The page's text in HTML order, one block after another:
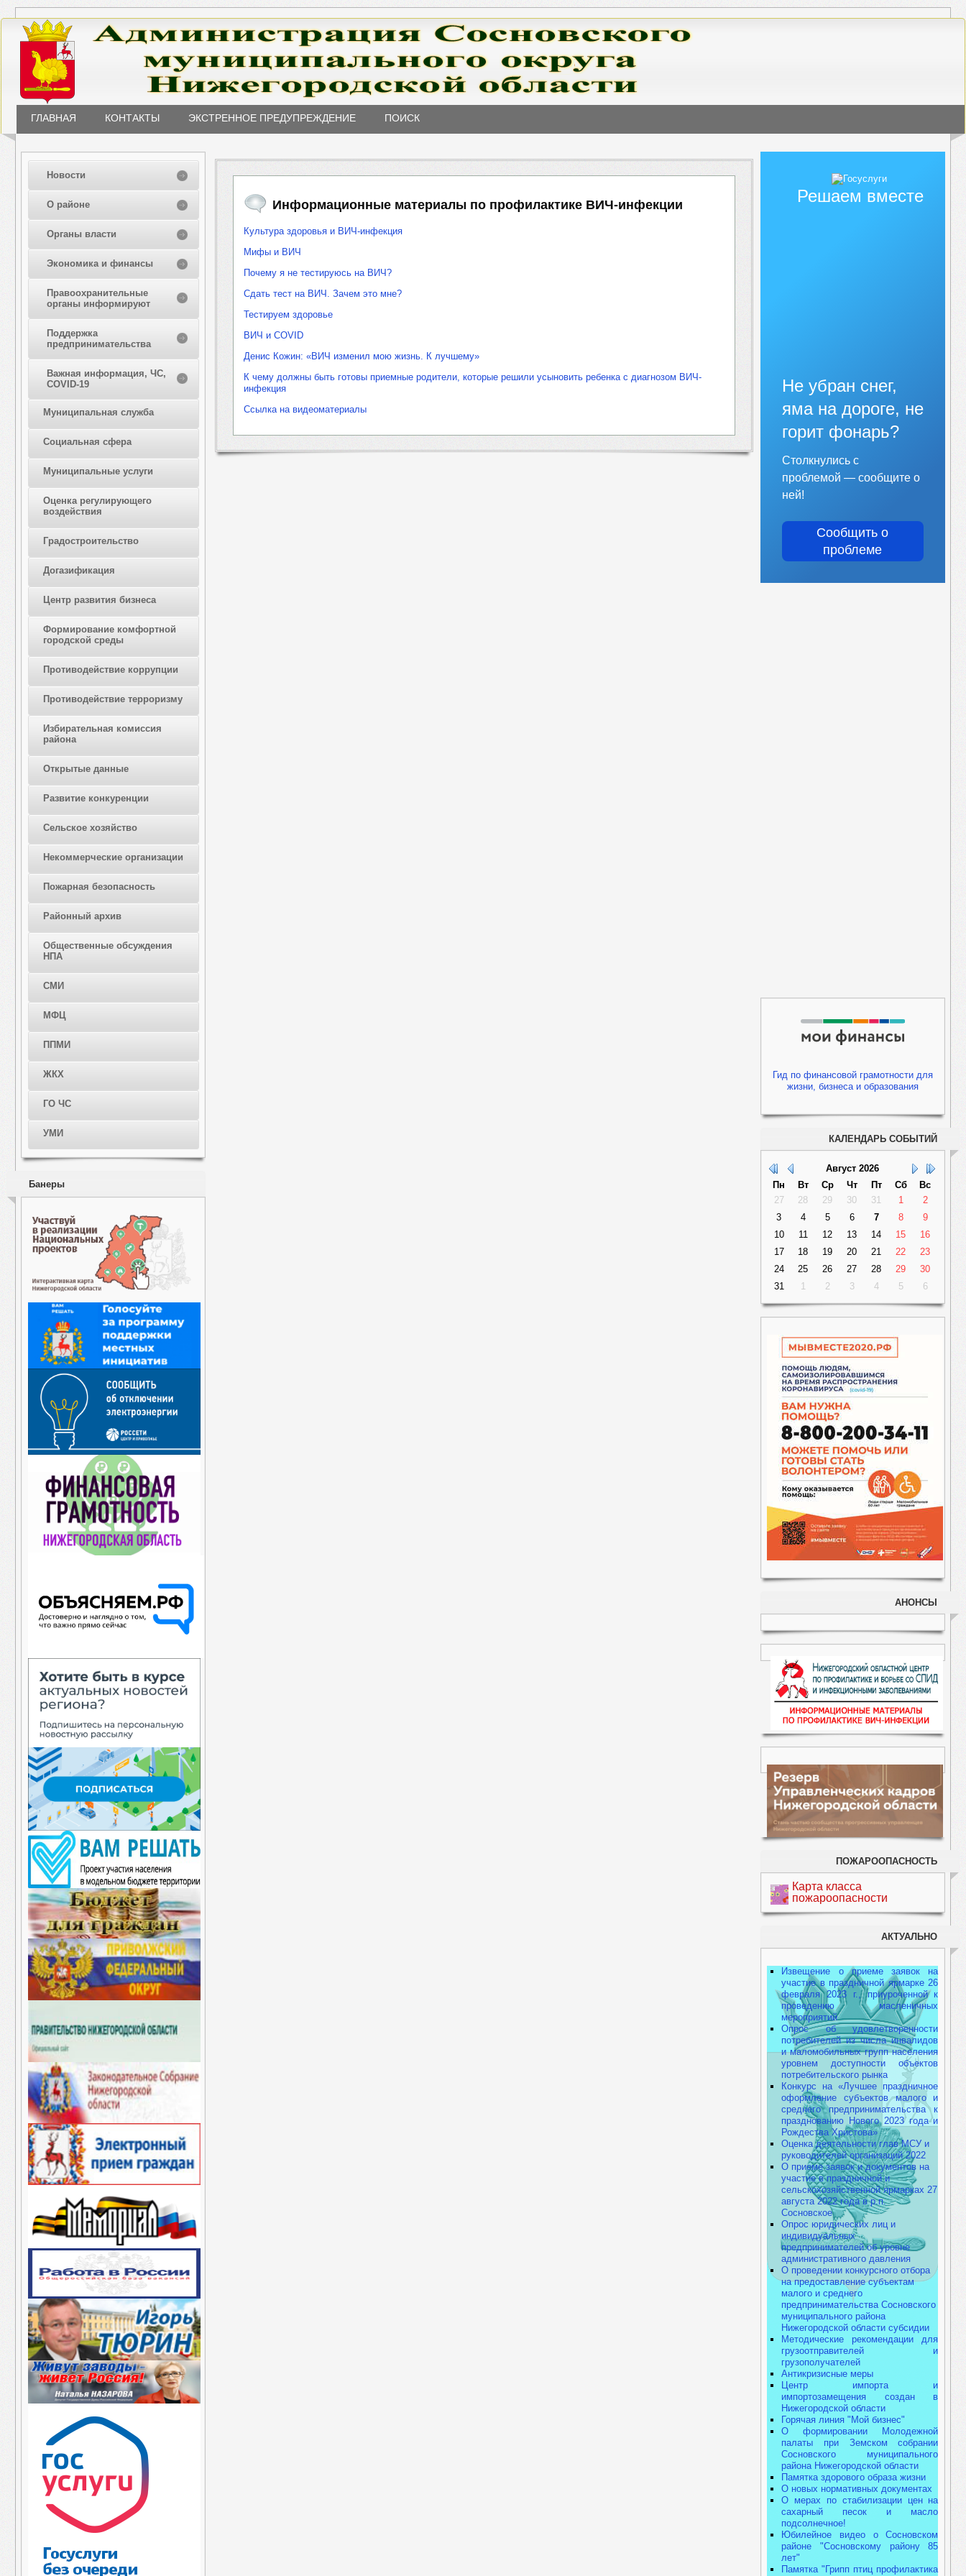
ГЛАВНАЯ КОНТАКТЫ ЭКСТРЕННОЕ ПРЕДУПРЕЖДЕНИЕ ПОИСК
Новости
О районе
Органы власти
Экономика и финансы
Правоохранительные
органы информируют
Поддержка
предпринимательства
Важная информация, ЧС,
COVID-19
Муниципальная служба
Социальная сфера
Муниципальные услуги
Оценка регулирующего
воздействия
Градостроительство
Догазификация
Центр развития бизнеса
Формирование комфортной
городской среды
Противодействие коррупции
Противодействие терроризму
Избирательная комиссия
района
Открытые данные
Развитие конкуренции
Сельское хозяйство
Некоммерческие организации
Пожарная безопасность
Районный архив
Общественные обсуждения
НПА
СМИ
МФЦ
ППМИ
ЖКХ
ГО ЧС
УМИ
Банеры
Информационные материалы по профилактике ВИЧ-инфекции
Культура здоровья и ВИЧ-инфекция
Мифы и ВИЧ
Почему я не тестируюсь на ВИЧ?
Сдать тест на ВИЧ. Зачем это мне?
Тестируем здоровье
ВИЧ и COVID
Денис Кожин: «ВИЧ изменил мою жизнь. К лучшему»
К чему должны быть готовы приемные родители, которые решили усыновить ребенка с диагнозом ВИЧ-
инфекция
Ссылка на видеоматериалы
Решаем вместе
Не убран снег,
яма на дороге, не
горит фонарь?
Столкнулись с
проблемой — сообщите о
ней!
Сообщить о
проблеме
Гид по финансовой грамотности для
жизни, бизнеса и образования
КАЛЕНДАРЬ СОБЫТИЙ
Август 2026
Пн
Вт Ср Чт Пт Сб
Вс
27
28 29 30 31 1
2
3
4 5 6 7 8
9
10
11 12 13 14 15
16
17
18 19 20 21 22
23
24
25 26 27 28 29
30
31
1 2 3 4 5 6
АНОНСЫ
ПОЖАРООПАСНОСТЬ
Карта класса
пожароопасности
АКТУАЛЬНО
Извещение о приеме заявок на
участие в праздничной ярмарке 26
февраля 2023 г., приуроченной к
проведению масленичных
мероприятий
Опрос об удовлетворенности
потребителей из числа инвалидов
и маломобильных групп населения
уровнем доступности объектов
потребительского рынка
Конкурс на «Лучшее праздничное
оформление субъектов малого и
среднего предпринимательства к
празднованию Нового 2023 года и
Рождества Христова»
Оценка деятельности глав МСУ и
руководителей организаций 2022
О приеме заявок и документов на
участие в праздничной и
сельскохозяйственной ярмарках 27
августа 2022 года в р.п.
Сосновское
Опрос юридических лиц и
индивидуальных
предпринимателей об уровне
административного давления
О проведении конкурсного отбора
на предоставление субъектам
малого и среднего
предпринимательства Сосновского
муниципального района
Нижегородской области субсидии
Методические рекомендации для
грузоотправителей и
грузополучателей
Антикризисные меры
Центр импорта и
импортозамещения создан в
Нижегородской области
Горячая линия "Мой бизнес"
О формировании Молодежной
палаты при Земском собрании
Сосновского муниципального
района Нижегородской области
Памятка здорового образа жизни
О новых нормативных документах
О мерах по стабилизации цен на
сахарный песок и масло
подсолнечное!
Юбилейное видео о Сосновском
районе "Сосновскому району 85
лет"
Памятка "Грипп птиц профилактика